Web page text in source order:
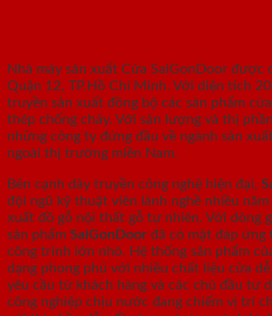
Nhà máy sản xuất Cửa SaiGonDoor được
Quận 12, TP.Hồ Chí Minh. Với diện tích
truyền sản xuất đồng bộ các sản phẩm
thép chống cháy. Với sản lượng và thị
những công ty đứng đầu về ngành sản
ngoài thị trường miền Nam.
Bên cạnh dây truyền công nghệ hiện đại,
đội ngũ kỹ thuật viên lành nghề nhiều
xuất đồ gỗ nội thất gỗ tự nhiên. Với dòng
sản phẩm SaiGonDoor đã có mặt đáp ứng
công trình lớn nhỏ. Hệ thống sản phẩm
dạng phong phú với nhiều chất liệu cửa
yêu cầu từ khách hàng và các chủ đầu tư
công nghiệp chịu nước đang chiếm vị trí